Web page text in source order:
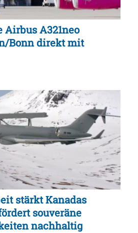
Airbus A321neo
Bonn direkt mit
stärkt Kanadas
souveräne
nachhaltig